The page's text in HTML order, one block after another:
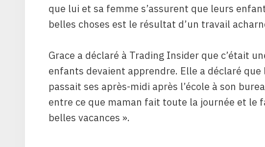
que lui et sa femme s’assurent que leurs
belles choses est le résultat d’un travail
Grace a déclaré à Trading Insider que c’était
enfants devaient apprendre. Elle a déclaré
passait ses après-midi après l’école à son
entre ce que maman fait toute la journée et le
belles vacances ».